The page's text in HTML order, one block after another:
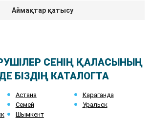
Аймақтар қатысу
СЕНІҢ ҚАЛАСЫНЫҢ
БІЗДІҢ КАТАЛОГТА
Астана
Караганда
Семей
Уральск
Шымкент